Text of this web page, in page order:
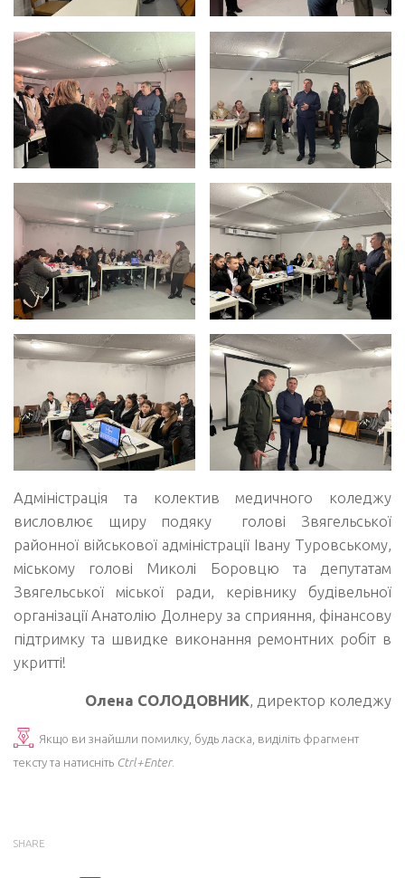
Адміністрація та колектив медичного коледжу
висловлює щиру подяку голові Звягельської
районної військової адміністрації Івану Туровському,
міському голові Миколі Боровцю та депутатам
Звягельської міської ради, керівнику будівельної
організації Анатолію Долнеру за сприяння, фінансову
підтримку та швидке виконання ремонтних робіт в
укритті!
Олена СОЛОДОВНИК, директор коледжу
Якщо ви знайшли помилку, будь ласка, виділіть фрагмент
тексту та натисніть Ctrl+Enter.
SHARE